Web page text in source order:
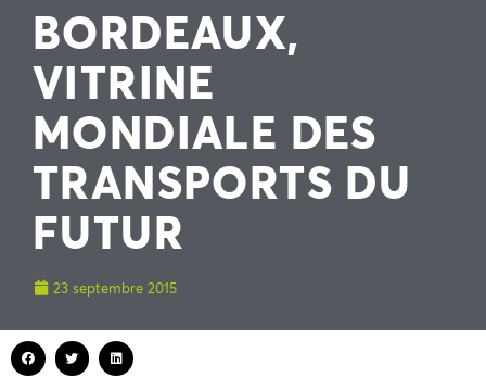
BORDEAUX,
VITRINE
MONDIALE DES
TRANSPORTS DU
FUTUR
23 septembre 2015